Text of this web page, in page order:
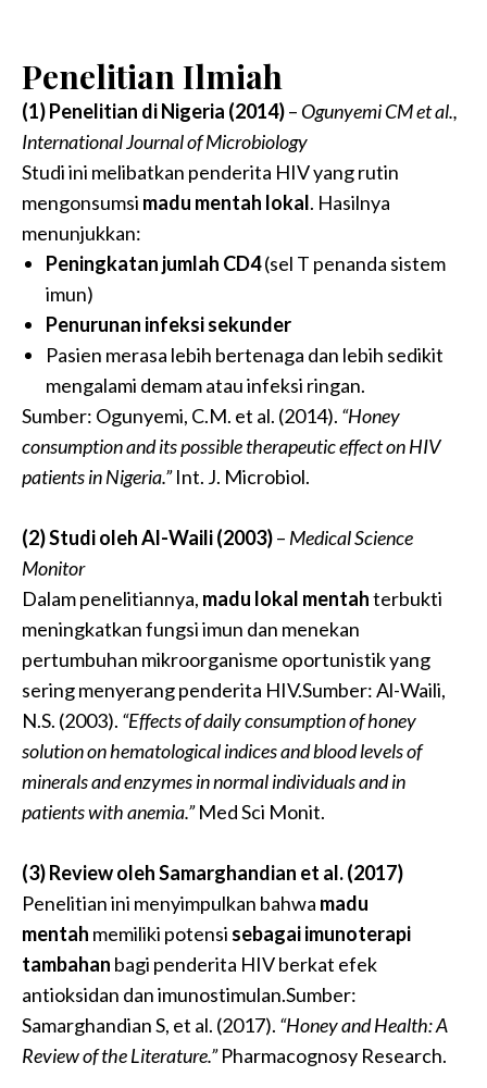
Penelitian Ilmiah
(1) Penelitian di Nigeria (2014)– Ogunyemi CM et al.,
International Journal of Microbiology
Studi ini melibatkan penderita HIV yang rutin
mengonsumsi madu mentah lokal. Hasilnya
menunjukkan:
Peningkatan jumlah CD4(sel T penanda sistem
imun)
Penurunan infeksi sekunder
Pasien merasa lebih bertenaga dan lebih sedikit
mengalami demam atau infeksi ringan.
Sumber: Ogunyemi, C.M. et al. (2014). “Honey
consumption and its possible therapeutic effect on HIV
patients in Nigeria.”Int. J. Microbiol.
(2) Studi oleh Al-Waili (2003)– Medical Science
Monitor
Dalam penelitiannya, madu lokal mentahterbukti
meningkatkan fungsi imun dan menekan
pertumbuhan mikroorganisme oportunistik yang
sering menyerang penderita HIV.Sumber: Al-Waili,
N.S. (2003). “Effects of daily consumption of honey
solution on hematological indices and blood levels of
minerals and enzymes in normal individuals and in
patients with anemia.”Med Sci Monit.
(3) Review oleh Samarghandian et al. (2017)
Penelitian ini menyimpulkan bahwa madu
mentah memiliki potensi sebagai imunoterapi
tambahan bagi penderita HIV berkat efek
antioksidan dan imunostimulan.Sumber:
Samarghandian S, et al. (2017). “Honey and Health: A
Review of the Literature.”Pharmacognosy Research.